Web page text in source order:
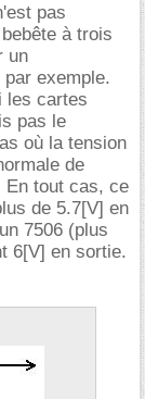
pas
à trois
un
exemple.
les cartes
pas le
où la tension
de
En tout cas, ce
de 5.7[V] en
7506 (plus
6[V] en sortie.